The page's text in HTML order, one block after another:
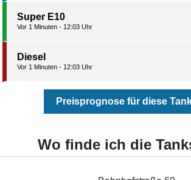
Super E10
Vor 1 Minuten - 12:03 Uhr
Diesel
Vor 1 Minuten - 12:03 Uhr
Preisprognose für diese
Wo finde ich die